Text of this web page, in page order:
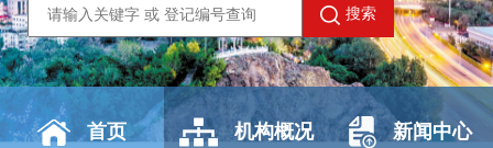
搜索
首页 机构概况 新闻中心